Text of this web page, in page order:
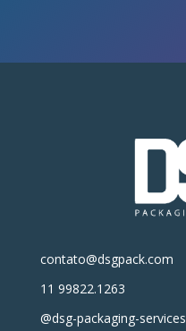
contato@dsgpack.com
11 99822.1263
@dsg-packaging-services